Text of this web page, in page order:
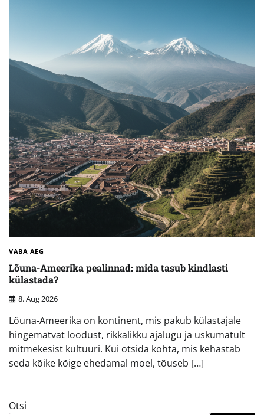
VABA AEG
Lõuna-Ameerika pealinnad: mida tasub kindlasti
külastada?
8. Aug 2026
Lõuna-Ameerika on kontinent, mis pakub külastajale
hingematvat loodust, rikkalikku ajalugu ja uskumatult
mitmekesist kultuuri. Kui otsida kohta, mis kehastab
seda kõike kõige ehedamal moel, tõuseb […]
Otsi